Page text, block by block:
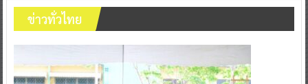
ข่าวทั่วไทย